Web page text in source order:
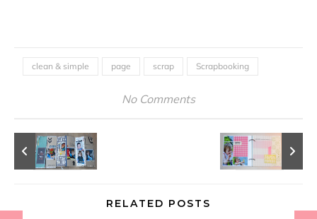
clean & simple page scrap Scrapbooking
No Comments
RELATED POSTS